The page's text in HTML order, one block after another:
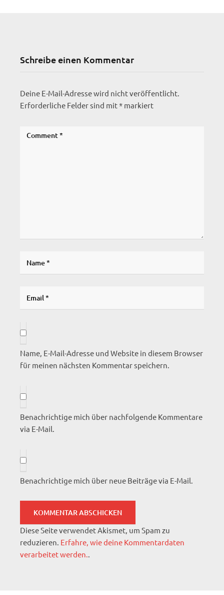
Schreibe einen Kommentar
Deine E-Mail-Adresse wird nicht veröffentlicht.
Erforderliche Felder sind mit* markiert
Name, E-Mail-Adresse und Website in diesem Browser
für meinen nächsten Kommentar speichern.
Benachrichtige mich über nachfolgende Kommentare
via E-Mail.
Benachrichtige mich über neue Beiträge via E-Mail.
Diese Seite verwendet Akismet, um Spam zu
reduzieren. Erfahre, wie deine Kommentardaten
verarbeitet werden..